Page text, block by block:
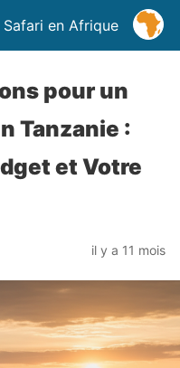
en Afrique
pour un
Tanzanie :
et Votre
il y a 11 mois